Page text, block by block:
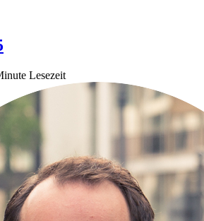
Lesezeit